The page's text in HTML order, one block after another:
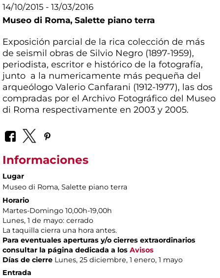
14/10/2015 - 13/03/2016
Museo di Roma, Salette piano terra
Exposición parcial de la rica colección de más
de seismil obras de Silvio Negro (1897-1959),
periodista, escritor e histórico de la fotografía,
junto a la numericamente más pequeña del
arqueólogo Valerio Canfarani (1912-1977), las dos
compradas por el Archivo Fotográfico del Museo
di Roma respectivamente en 2003 y 2005.
Informaciones
Lugar
Museo di Roma, Salette piano terra
Horario
Martes-Domingo 10,00h-19,00h
Lunes, 1 de mayo: cerrado
La taquilla cierra una hora antes.
Para eventuales aperturas y/o cierres extraordinarios
consultar la página dedicada a los Avisos
Días de cierre Lunes, 25 diciembre, 1 enero, 1 mayo
Entrada